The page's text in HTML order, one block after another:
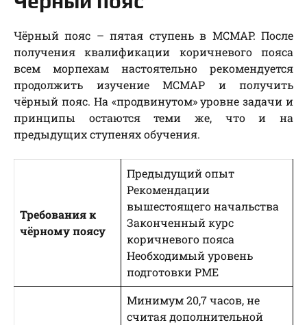
Чёрный пояс – пятая ступень в MCMAP. После
получения квалификации коричневого пояса
всем морпехам настоятельно рекомендуется
продолжить изучение MCMAP и получить
чёрный пояс. На «продвинутом» уровне задачи и
принципы остаются теми же, что и на
предыдущих ступенях обучения.
Требования к
чёрному поясу
Предыдущий опыт
Рекомендации
вышестоящего начальства
Законченный курс
коричневого пояса
Необходимый уровень
подготовки РМЕ
Минимум 20,7 часов, не
считая дополнительной